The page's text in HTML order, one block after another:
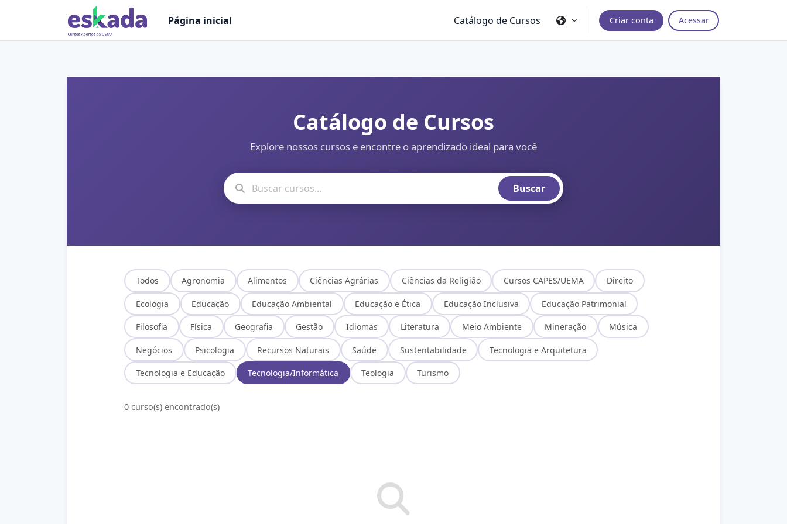
Ir para o conteúdo principal
Página inicial
Catálogo de Cursos Criar conta Acessar
Catálogo de Cursos
Explore nossos cursos e encontre o aprendizado ideal para você
Buscar
Todos Agronomia Alimentos Ciências Agrárias Ciências da Religião Cursos CAPES/UEMA Direito
Ecologia Educação Educação Ambiental Educação e Ética Educação Inclusiva Educação Patrimonial
Filosofia Física Geografia Gestão Idiomas Literatura Meio Ambiente Mineração Música
Negócios Psicologia Recursos Naturais Saúde Sustentabilidade Tecnologia e Arquitetura
Tecnologia e Educação Tecnologia/Informática Teologia Turismo
0 curso(s) encontrado(s)